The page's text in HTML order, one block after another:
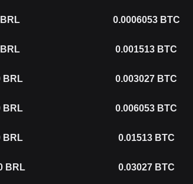
BRL 0.0006053 BTC
BRL 0.001513 BTC
BRL 0.003027 BTC
BRL 0.006053 BTC
BRL 0.01513 BTC
BRL 0.03027 BTC